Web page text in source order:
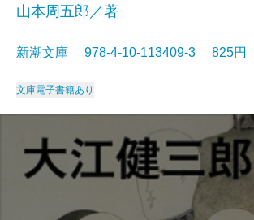
山本周五郎／著
新潮文庫 978-4-10-113409-3 825円
文庫電子書籍あり